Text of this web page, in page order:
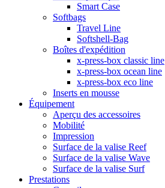
Smart Case
Softbags
Travel Line
Softshell-Bag
Boîtes d'expédition
x-press-box classic line
x-press-box ocean line
x-press-box eco line
Inserts en mousse
Équipement
Aperçu des accessoires
Mobilité
Impression
Surface de la valise Reef
Surface de la valise Wave
Surface de la valise Surf
Prestations